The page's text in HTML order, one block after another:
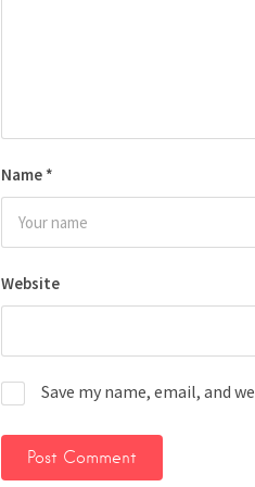
Name *
Website
Save my name, email, and